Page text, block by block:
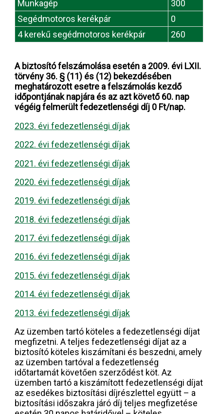
Munkagép
300
Segédmotoros kerékpár
0
4 kerekű segédmotoros kerékpár
260
A biztosító felszámolása esetén a 2009. évi LXII.
törvény 36. § (11) és (12) bekezdésében
meghatározott esetre a felszámolás kezdő
időpontjának napjára és az azt követő 60. nap
végéig felmerült fedezetlenségi díj 0 Ft/nap.
2023. évi fedezetlenségi díjak
2022. évi fedezetlenségi díjak
2021. évi fedezetlenségi díjak
2020. évi fedezetlenségi díjak
2019. évi fedezetlenségi díjak
2018. évi fedezetlenségi díjak
2017. évi fedezetlenségi díjak
2016. évi fedezetlenségi díjak
2015. évi fedezetlenségi díjak
2014. évi fedezetlenségi díjak
2013. évi fedezetlenségi díjak
Az üzemben tartó köteles a fedezetlenségi díjat
megfizetni. A teljes fedezetlenségi díjat az a
biztosító köteles kiszámítani és beszedni, amely
az üzemben tartóval a fedezetlenség
időtartamát követően szerződést köt. Az
üzemben tartó a kiszámított fedezetlenségi díjat
az esedékes biztosítási díjrészlettel együtt – a
biztosítási időszakra járó díj teljes megfizetése